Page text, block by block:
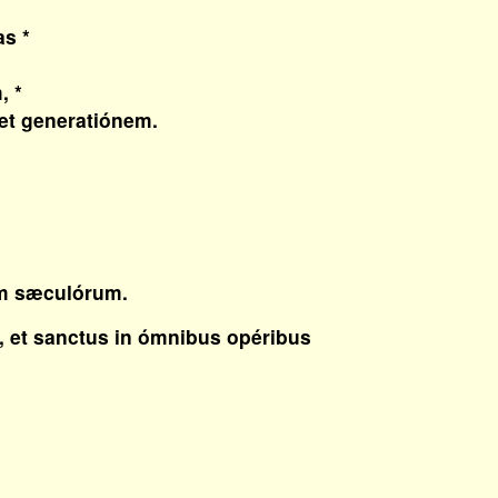
*
*
generatiónem.
sæculórum.
sanctus in ómnibus opéribus